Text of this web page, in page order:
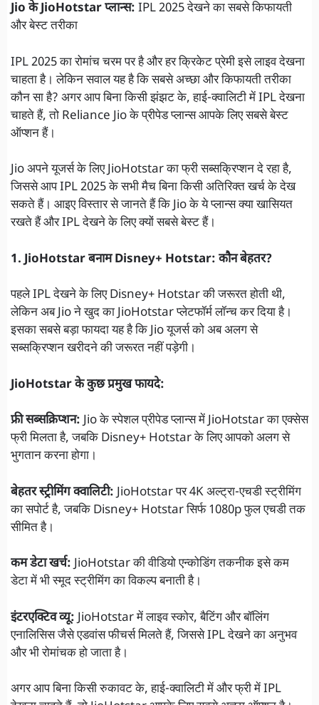
Jio के JioHotstar प्लान्स: IPL 2025 देखने का सबसे किफायती
और बेस्ट तरीका
IPL 2025 का रोमांच चरम पर है और हर क्रिकेट प्रेमी इसे लाइव देखना
चाहता है। लेकिन सवाल यह है कि सबसे अच्छा और किफायती तरीका
कौन सा है? अगर आप बिना किसी झंझट के, हाई-क्वालिटी में IPL देखना
चाहते हैं, तो Reliance Jio के प्रीपेड प्लान्स आपके लिए सबसे बेस्ट
ऑप्शन हैं।
Jio अपने यूजर्स के लिए JioHotstar का फ्री सब्सक्रिप्शन दे रहा है,
जिससे आप IPL 2025 के सभी मैच बिना किसी अतिरिक्त खर्च के देख
सकते हैं। आइए विस्तार से जानते हैं कि Jio के ये प्लान्स क्या खासियत
रखते हैं और IPL देखने के लिए क्यों सबसे बेस्ट हैं।
1. JioHotstar बनाम Disney+ Hotstar: कौन बेहतर?
पहले IPL देखने के लिए Disney+ Hotstar की जरूरत होती थी,
लेकिन अब Jio ने खुद का JioHotstar प्लेटफॉर्म लॉन्च कर दिया है।
इसका सबसे बड़ा फायदा यह है कि Jio यूजर्स को अब अलग से
सब्सक्रिप्शन खरीदने की जरूरत नहीं पड़ेगी।
JioHotstar के कुछ प्रमुख फायदे:
फ्री सब्सक्रिप्शन:Jio के स्पेशल प्रीपेड प्लान्स में JioHotstar का एक्सेस
फ्री मिलता है, जबकि Disney+ Hotstar के लिए आपको अलग से
भुगतान करना होगा।
बेहतर स्ट्रीमिंग क्वालिटी:JioHotstar पर 4K अल्ट्रा-एचडी स्ट्रीमिंग
का सपोर्ट है, जबकि Disney+ Hotstar सिर्फ 1080p फुल एचडी तक
सीमित है।
कम डेटा खर्च:JioHotstar की वीडियो एन्कोडिंग तकनीक इसे कम
डेटा में भी स्मूद स्ट्रीमिंग का विकल्प बनाती है।
इंटरएक्टिव व्यू:JioHotstar में लाइव स्कोर, बैटिंग और बॉलिंग
एनालिसिस जैसे एडवांस फीचर्स मिलते हैं, जिससे IPL देखने का अनुभव
और भी रोमांचक हो जाता है।
अगर आप बिना किसी रुकावट के, हाई-क्वालिटी में और फ्री में IPL